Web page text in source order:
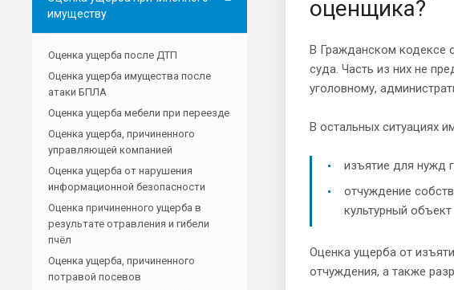
оценщика?
В Гражданском кодексе
суда. Часть из них не
уголовному,
В остальных ситуациях
изъятие для нужд
отчуждение
культурный объект
Оценка ущерба от
отчуждения, а также
имуществу
Оценка ущерба после ДТП
Оценка ущерба имущества после
атаки БПЛА
Оценка ущерба мебели при переезде
Оценка ущерба, причиненного
управляющей компанией
Оценка ущерба от нарушения
информационной безопасности
Оценка причиненного ущерба в
результате отравления и гибели
пчёл
Оценка ущерба, причиненного
потравой посевов